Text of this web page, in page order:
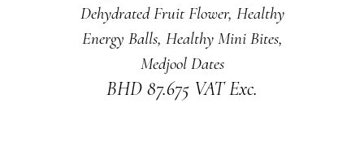
Dehydrated Fruit Flower, Healthy
Energy Balls, Healthy Mini Bites,
Medjool Dates
BHD 87.675 VAT Exc.